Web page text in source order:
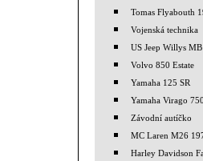
Tomas Flyabouth
Vojenská technika
US Jeep Willys MB
Volvo 850 Estate
Yamaha 125 SR
Yamaha Virago
Závodní autíčko
MC Laren M26
Harley Davidson